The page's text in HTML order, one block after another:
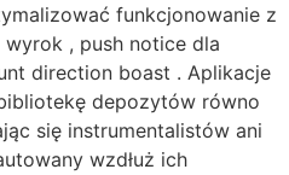
funkcjonowanie z
wyrok , push notice dla
direction boast . Aplikacje
depozytów równo
się instrumentalistów ani
wzdłuż ich